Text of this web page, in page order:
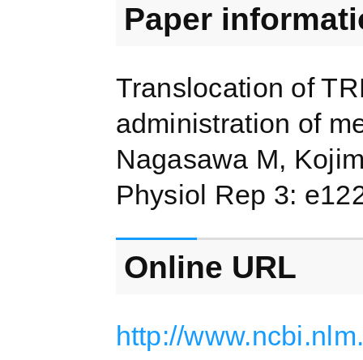
Paper
Translocation of
administration of
Nagasawa M,
Physiol Rep 3:
Online URL
http://